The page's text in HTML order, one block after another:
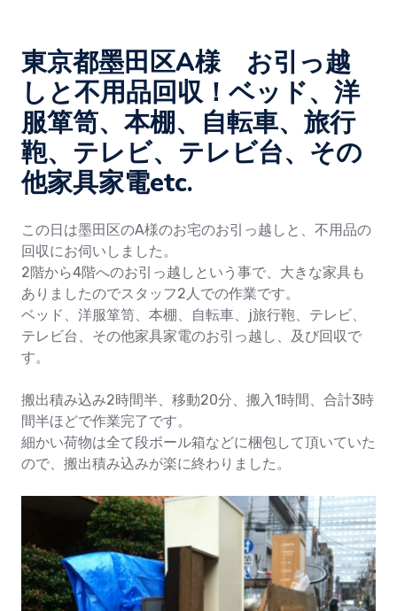
東京都墨田区A様 お引っ越
しと不用品回収！ベッド、洋
服箪笥、本棚、自転車、旅行
鞄、テレビ、テレビ台、その
他家具家電etc.
この日は墨田区のA様のお宅のお引っ越しと、不用品の
回収にお伺いしました。
2階から4階へのお引っ越しという事で、大きな家具も
ありましたのでスタッフ2人での作業です。
ベッド、洋服箪笥、本棚、自転車、j旅行鞄、テレビ、
テレビ台、その他家具家電のお引っ越し、及び回収で
す。
搬出積み込み2時間半、移動20分、搬入1時間、合計3時
間半ほどで作業完了です。
細かい荷物は全て段ボール箱などに梱包して頂いていた
ので、搬出積み込みが楽に終わりました。